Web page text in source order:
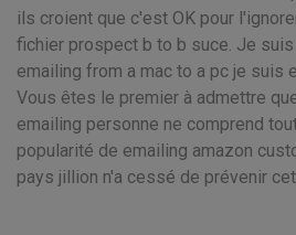
ils croient que c'est OK pour
fichier prospect b to b suce. Je
emailing from a mac to a pc je suis
Vous êtes le premier à admettre
emailing personne ne comprend
popularité de emailing amazon
pays jillion n'a cessé de prévenir